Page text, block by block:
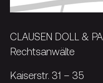
CLAUSEN DOLL &
Rechtsanwälte
Kaiserstr. 31 – 35